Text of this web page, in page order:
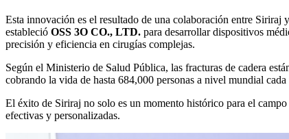
Esta innovación es el resultado de una colaboración entre Siriraj y
estableció OSS 3O CO., LTD. para desarrollar dispositivos
precisión y eficiencia en cirugías complejas.
Según el Ministerio de Salud Pública, las fracturas de cadera
cobrando la vida de hasta 684,000 personas a nivel mundial
El éxito de Siriraj no solo es un momento histórico para el
efectivas y personalizadas.